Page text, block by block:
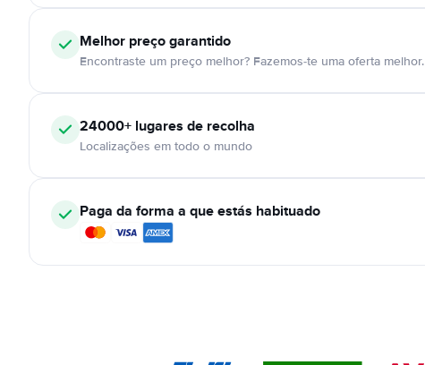
Melhor preço garantido
Encontraste um preço melhor? Fazemos-te uma oferta melhor.
24000+ lugares de recolha
Localizações em todo o mundo
Paga da forma a que estás habituado